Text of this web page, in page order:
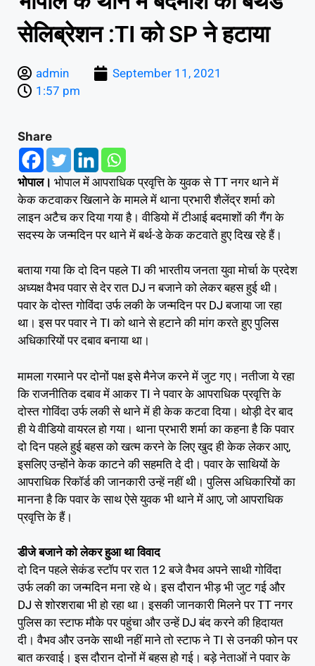
सेलिब्रेशन :TI को SP ने हटाया
admin
September 11, 2021
1:57 pm
Share
भोपाल। भोपाल में आपराधिक प्रवृत्ति के युवक से TT नगर थाने में
केक कटवाकर खिलाने के मामले में थाना प्रभारी शैलेंद्र शर्मा को
लाइन अटैच कर दिया गया है। वीडियो में टीआई बदमाशों की गैंग के
सदस्य के जन्मदिन पर थाने में बर्थ-डे केक कटवाते हुए दिख रहे हैं।
बताया गया कि दो दिन पहले TI की भारतीय जनता युवा मोर्चा के प्रदेश
अध्यक्ष वैभव पवार से देर रात DJ न बजाने को लेकर बहस हुई थी।
पवार के दोस्त गोविंदा उर्फ लकी के जन्मदिन पर DJ बजाया जा रहा
था। इस पर पवार ने TI को थाने से हटाने की मांग करते हुए पुलिस
अधिकारियों पर दबाव बनाया था।
मामला गरमाने पर दोनों पक्ष इसे मैनेज करने में जुट गए। नतीजा ये रहा
कि राजनीतिक दबाव में आकर TI ने पवार के आपराधिक प्रवृत्ति के
दोस्त गोविंदा उर्फ लकी से थाने में ही केक कटवा दिया। थोड़ी देर बाद
ही ये वीडियो वायरल हो गया। थाना प्रभारी शर्मा का कहना है कि पवार
दो दिन पहले हुई बहस को खत्म करने के लिए खुद ही केक लेकर आए,
इसलिए उन्होंने केक काटने की सहमति दे दी। पवार के साथियों के
आपराधिक रिकॉर्ड की जानकारी उन्हें नहीं थी। पुलिस अधिकारियों का
मानना है कि पवार के साथ ऐसे युवक भी थाने में आए, जो आपराधिक
प्रवृत्ति के हैं।
डीजे बजाने को लेकर हुआ था विवाद
दो दिन पहले सेकंड स्टॉप पर रात 12 बजे वैभव अपने साथी गोविंदा
उर्फ लकी का जन्मदिन मना रहे थे। इस दौरान भीड़ भी जुट गई और
DJ से शोरशराबा भी हो रहा था। इसकी जानकारी मिलने पर TT नगर
पुलिस का स्टाफ मौके पर पहुंचा और उन्हें DJ बंद करने की हिदायत
दी। वैभव और उनके साथी नहीं माने तो स्टाफ ने TI से उनकी फोन पर
बात करवाई। इस दौरान दोनों में बहस हो गई। बड़े नेताओं ने पवार के